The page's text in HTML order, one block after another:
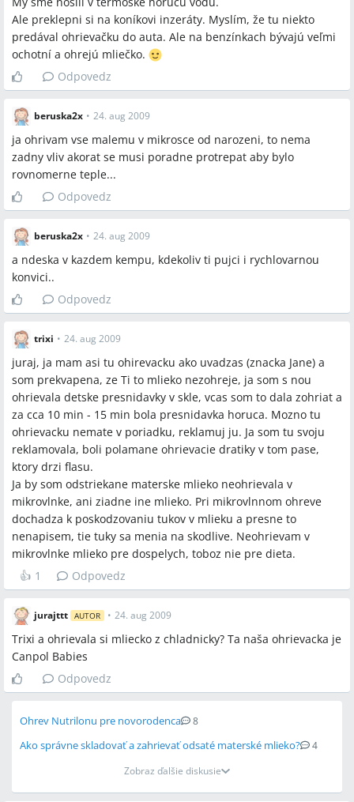
Ale preklepni si na koníkovi inzeráty. Myslím, že tu niekto
predával ohrievačku do auta. Ale na benzínkach bývajú veľmi
ochotní a ohrejú mliečko.
Odpovedz
beruska2x • 24. aug 2009
ja ohrivam vse malemu v mikrosce od narozeni, to nema
zadny vliv akorat se musi poradne protrepat aby bylo
rovnomerne teple...
Odpovedz
beruska2x • 24. aug 2009
a ndeska v kazdem kempu, kdekoliv ti pujci i rychlovarnou
konvici..
Odpovedz
trixi • 24. aug 2009
juraj, ja mam asi tu ohirevacku ako uvadzas (znacka Jane) a
som prekvapena, ze Ti to mlieko nezohreje, ja som s nou
ohrievala detske presnidavky v skle, vcas som to dala zohriat a
za cca 10 min - 15 min bola presnidavka horuca. Mozno tu
ohrievacku nemate v poriadku, reklamuj ju. Ja som tu svoju
reklamovala, boli polamane ohrievacie dratiky v tom pase,
ktory drzi flasu.
Ja by som odstriekane materske mlieko neohrievala v
mikrovlnke, ani ziadne ine mlieko. Pri mikrovlnnom ohreve
dochadza k poskodzovaniu tukov v mlieku a presne to
nenapisem, tie tuky sa menia na skodlive. Neohrievam v
mikrovlnke mlieko pre dospelych, toboz nie pre dieta.
👍 1 Odpovedz
jurajttt AUTOR • 24. aug 2009
Trixi a ohrievala si mliecko z chladnicky? Ta naša ohrievacka je
Canpol Babies
Odpovedz
Ohrev Nutrilonu pre novorodenca 8
Ako správne skladovať a zahrievať odsaté materské mlieko?
4
Zobraz ďalšie diskusie